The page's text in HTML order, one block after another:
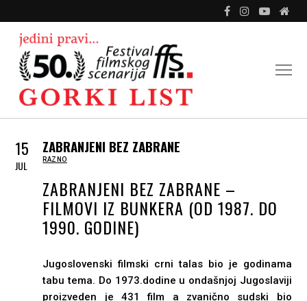
15
JUL
ZABRANJENI BEZ ZABRANE
IN
RAZNO
ZABRANJENI BEZ ZABRANE –
FILMOVI IZ BUNKERA (OD 1987. DO
1990. GODINE)
Jugoslovenski filmski crni talas bio je godinama
tabu tema. Do 1973.dodine u ondašnjoj Jugoslaviji
proizveden je 431 film a zvanično sudski bio